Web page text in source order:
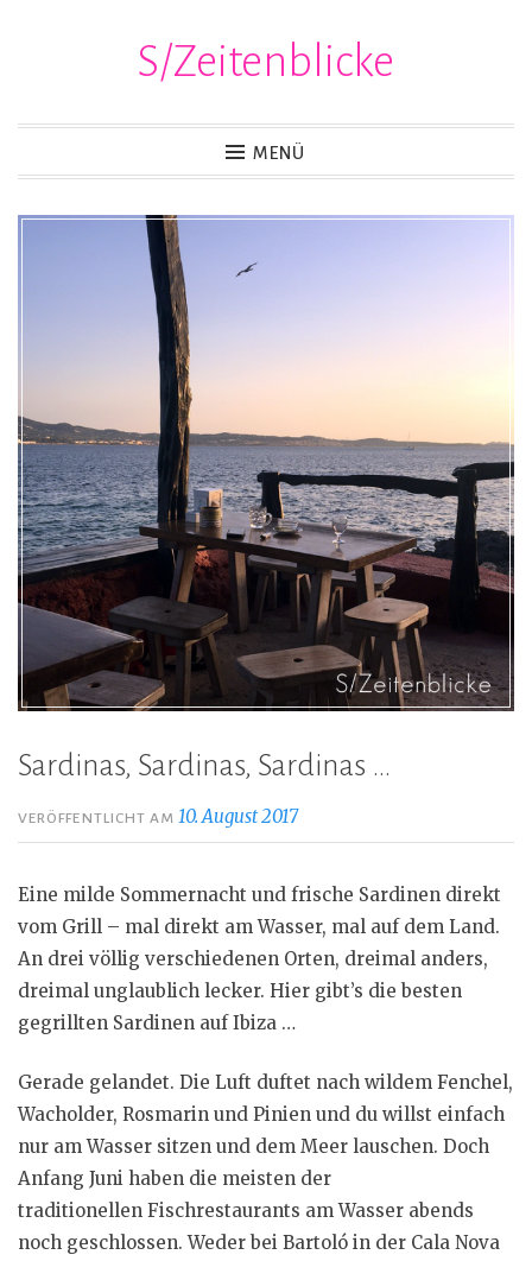
S/Zeitenblicke
MENÜ
Sardinas, Sardinas, Sardinas …
VERÖFFENTLICHT AM10. August 2017
Eine milde Sommernacht und frische Sardinen direkt
vom Grill – mal direkt am Wasser, mal auf dem Land.
An drei völlig verschiedenen Orten, dreimal anders,
dreimal unglaublich lecker. Hier gibt’s die besten
gegrillten Sardinen auf Ibiza …
Gerade gelandet. Die Luft duftet nach wildem Fenchel,
Wacholder, Rosmarin und Pinien und du willst einfach
nur am Wasser sitzen und dem Meer lauschen. Doch
Anfang Juni haben die meisten der
traditionellen Fischrestaurants am Wasser abends
noch geschlossen. Weder bei Bartoló in der Cala Nova